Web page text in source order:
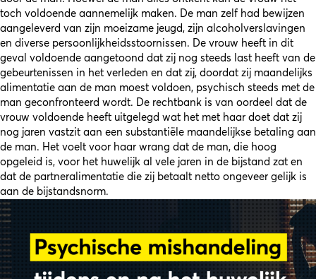
toch voldoende aannemelijk maken. De man zelf had bewijzen
aangeleverd van zijn moeizame jeugd, zijn alcoholverslavingen
en diverse persoonlijkheidsstoornissen. De vrouw heeft in dit
geval voldoende aangetoond dat zij nog steeds last heeft van de
gebeurtenissen in het verleden en dat zij, doordat zij maandelijks
alimentatie aan de man moest voldoen, psychisch steeds met de
man geconfronteerd wordt. De rechtbank is van oordeel dat de
vrouw voldoende heeft uitgelegd wat het met haar doet dat zij
nog jaren vastzit aan een substantiële maandelijkse betaling aan
de man. Het voelt voor haar wrang dat de man, die hoog
opgeleid is, voor het huwelijk al vele jaren in de bijstand zat en
dat de partneralimentatie die zij betaalt netto ongeveer gelijk is
aan de bijstandsnorm.